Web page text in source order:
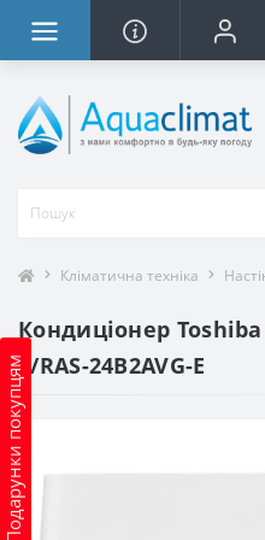
Подарунки покупцям
Кліматична техніка
Кондиціонер Toshiba
E/RAS-24B2AVG-E